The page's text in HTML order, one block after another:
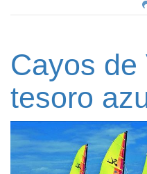
Cayos de
tesoro